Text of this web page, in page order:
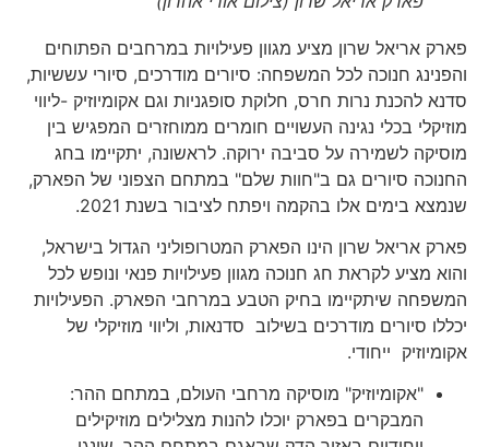
פארק אריאל שרון מציע מגוון פעילויות במרחבים הפתוחים
והפנינג חנוכה לכל המשפחה: סיורים מודרכים, סיורי עששיות,
סדנא להכנת נרות חרס, חלוקת סופגניות וגם אקומיוזיק -ליווי
מוזיקלי בכלי נגינה העשויים חומרים ממוחזרים המפגיש בין
מוסיקה לשמירה על סביבה ירוקה. לראשונה, יתקיימו בחג
החנוכה סיורים גם ב"חוות שלם" במתחם הצפוני של הפארק,
שנמצא בימים אלו בהקמה ויפתח לציבור בשנת 2021.
פארק אריאל שרון הינו הפארק המטרופוליני הגדול בישראל,
והוא מציע לקראת חג חנוכה מגוון פעילויות פנאי ונופש לכל
המשפחה שיתקיימו בחיק הטבע במרחבי הפארק. הפעילויות
יכללו סיורים מודרכים בשילוב סדנאות, וליווי מוזיקלי של
אקומיוזיק ייחודי.
"אקומיוזיק" מוסיקה מרחבי העולם, במתחם ההר:
המבקרים בפארק יוכלו להנות מצלילים מוזיקילים